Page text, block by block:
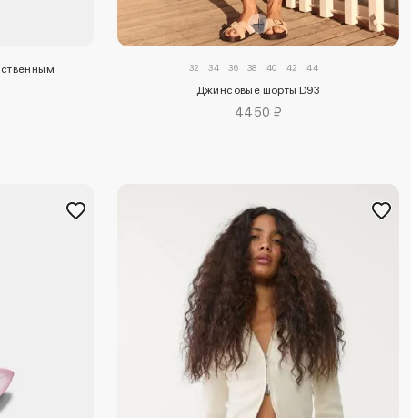
32 34 36 38 40 42 44
Джинсовые шорты D93
4450 ₽